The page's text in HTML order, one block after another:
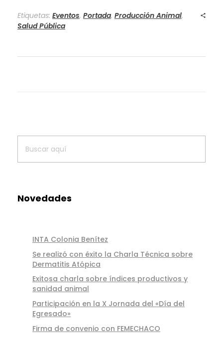
Etiquetas: Eventos, Portada, Producción Animal,
Salud Pública
Novedades
INTA Colonia Benítez
Se realizó con éxito la Charla Técnica sobre
Dermatitis Atópica
Exitosa charla sobre índices productivos y
sanidad animal
Participación en la X Jornada del «Día del
Egresado»
Firma de convenio con FEMECHACO